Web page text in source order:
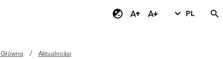
PL
Aktualności